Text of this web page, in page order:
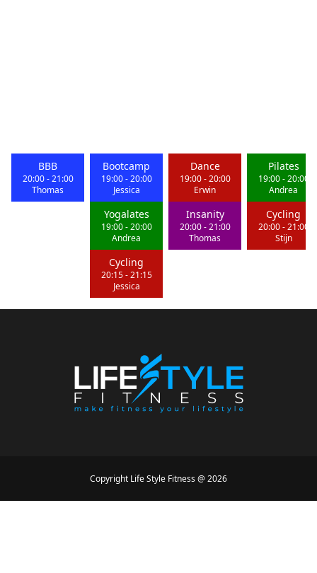
BBB
20:00-21:00
Thomas
Bootcamp
19:00-20:00
Jessica
Yogalates
19:00-20:00
Andrea
Cycling
20:15-21:15
Jessica
Dance
19:00-20:00
Erwin
Insanity
20:00-21:00
Thomas
Pilates
19:00-20:00
Andrea
Cycling
20:00-21:00
Stijn
Copyright Life Style Fitness @ 2026